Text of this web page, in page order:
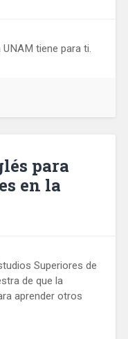
tiene para ti.
para
en la
Superiores de
de que la
aprender otros